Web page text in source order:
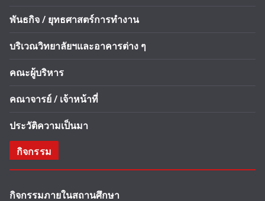
พันธกิจ / ยุทธศาสตร์การทำงาน
บริเวณวิทยาลัยฯและอาคารต่าง ๆ
คณะผู้บริหาร
คณาจารย์ / เจ้าหน้าที่
ประวัติความเป็นมา
กิจกรรม
กิจกรรมภายในสถานศึกษา